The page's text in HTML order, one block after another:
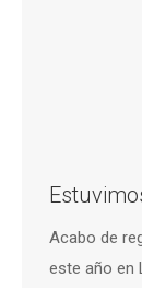
Acabo de
este año en